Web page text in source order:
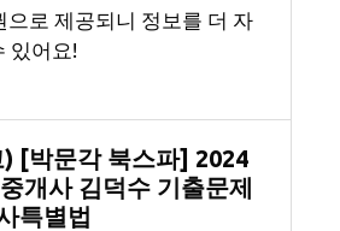
으로 제공되니 정보를 더 자
있어요!
[박문각 북스파] 2024
개사 김덕수 기출문제
특별법